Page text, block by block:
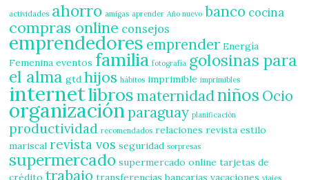
actividades ahorro amigas aprender Año nuevo banco cocina
compras online consejos
emprendedores emprender Energía
Femenina eventos familia fotografía golosinas para
el alma gtd hijos hábitos imprimible imprimibles
internetlibros maternidadniños Ocio
organizaciónparaguay planificación
productividad recomendados relaciones revista estilo
mariscal revista vos seguridad sorpresas
supermercado supermercado online tarjetas de
trabajo